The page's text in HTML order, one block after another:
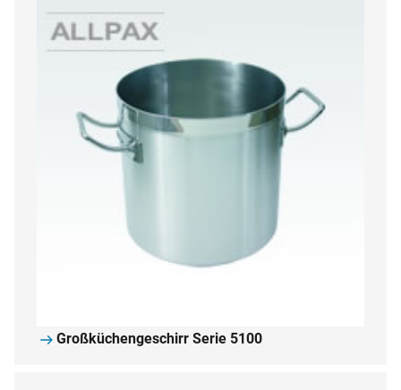
Großküchengeschirr Serie 5100